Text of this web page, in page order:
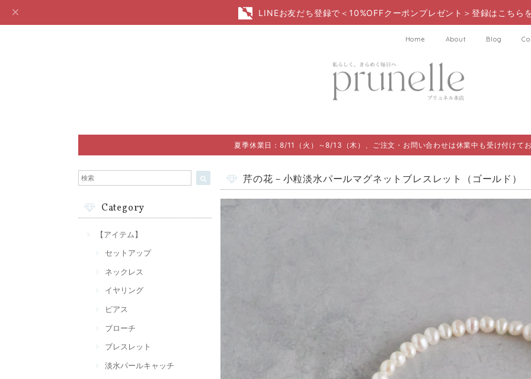
LINEお友だち登録で＜10%OFFクーポンプレゼント＞登録はこちら
Home About Blog
夏季休業日：8/11（火）～8/13（木）、ご注文・お問い合わせは休業中も受け付けてお
Category
【アイテム】
セットアップ
ネックレス
イヤリング
ピアス
ブローチ
ブレスレット
淡水パールキャッチ
芹の花－小粒淡水パールマグネットブレスレット（ゴールド）